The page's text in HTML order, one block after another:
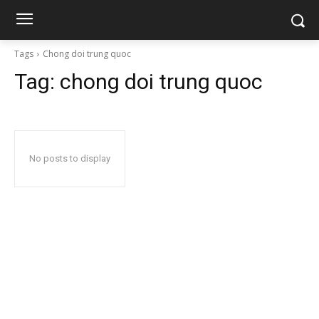
Tags Chong doi trung quoc
Tag: chong doi trung quoc
No posts to display